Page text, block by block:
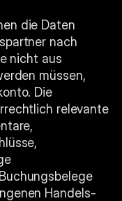
die Daten
nach
nicht aus
müssen,
Die
relevante
Handels-